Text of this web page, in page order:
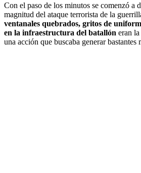
Con el paso de los minutos se comenzó a
magnitud del ataque terrorista de la
ventanales quebrados, gritos de
en la infraestructura del batallón eran la
una acción que buscaba generar bastantes